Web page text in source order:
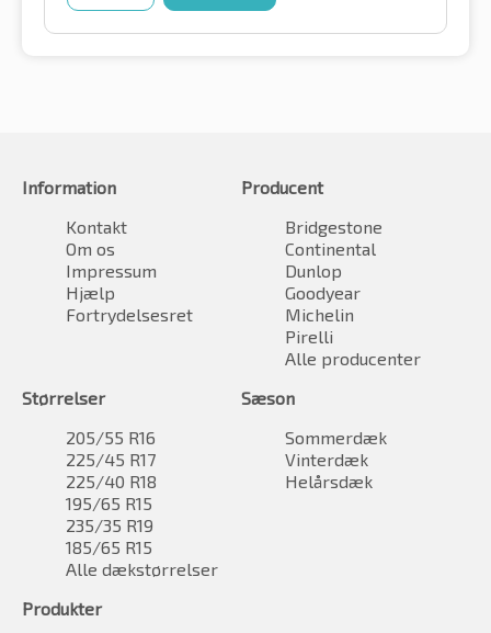
Information
Kontakt
Om os
Impressum
Hjælp
Fortrydelsesret
Producent
Bridgestone
Continental
Dunlop
Goodyear
Michelin
Pirelli
Alle producenter
Størrelser
205/55 R16
225/45 R17
225/40 R18
195/65 R15
235/35 R19
185/65 R15
Alle dækstørrelser
Sæson
Sommerdæk
Vinterdæk
Helårsdæk
Produkter